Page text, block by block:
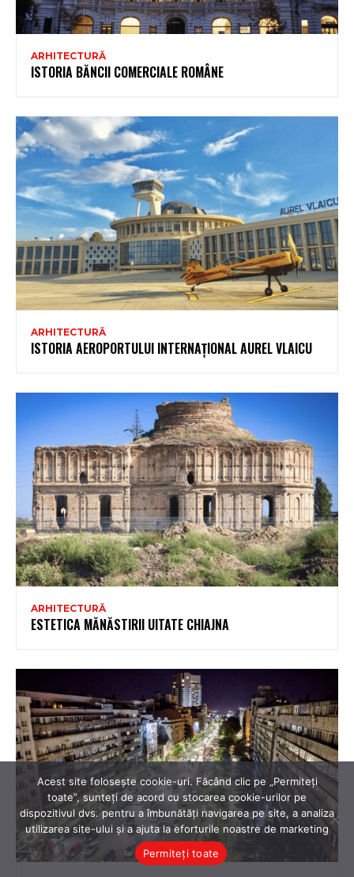
Acest site folosește cookie-uri. Făcând clic pe „Permiteți
toate”, sunteți de acord cu stocarea cookie-urilor pe
dispozitivul dvs. pentru a îmbunătăți navigarea pe site, a analiza
utilizarea site-ului și a ajuta la eforturile noastre de marketing
Permiteți toate